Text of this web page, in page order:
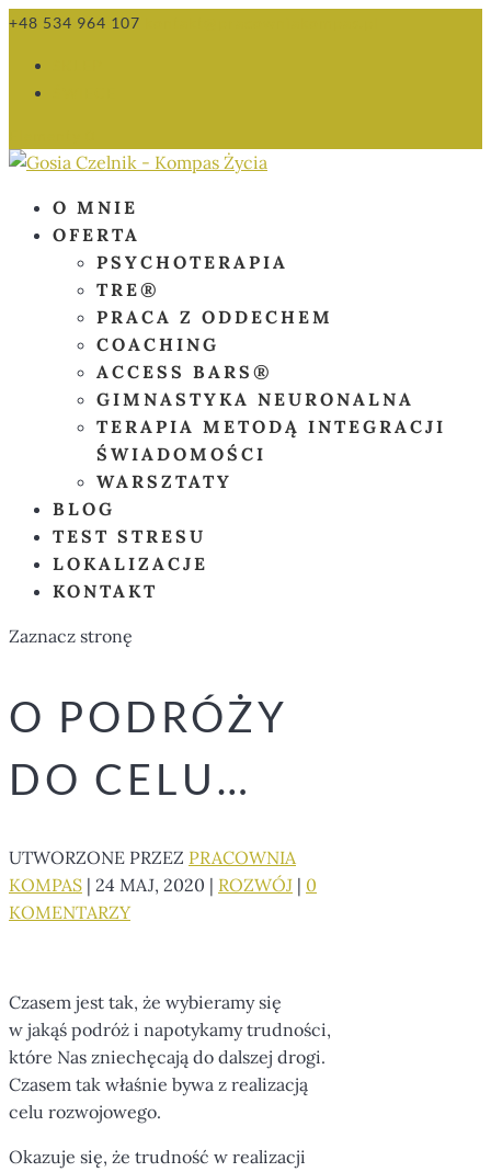
+48 534 964 107
O MNIE
OFERTA
PSYCHOTERAPIA
TRE®
PRACA Z ODDECHEM
COACHING
ACCESS BARS®
GIMNASTYKA NEURONALNA
TERAPIA METODĄ INTEGRACJI
ŚWIADOMOŚCI
WARSZTATY
BLOG
TEST STRESU
LOKALIZACJE
KONTAKT
Zaznacz stronę
O PODRÓŻY
DO CELU…
UTWORZONE PRZEZ PRACOWNIA
KOMPAS | 24 MAJ, 2020 | ROZWÓJ | 0
KOMENTARZY
Czasem jest tak, że wybieramy się
w jakąś podróż i napotykamy trudności,
które Nas zniechęcają do dalszej drogi.
Czasem tak właśnie bywa z realizacją
celu rozwojowego.
Okazuje się, że trudność w realizacji